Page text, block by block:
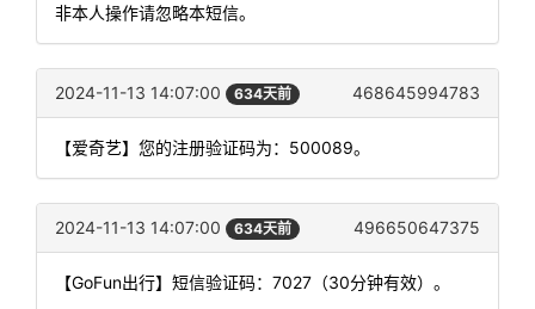
非本人操作请忽略本短信。
2024-11-13 14:07:00 634天前 468645994783
【爱奇艺】您的注册验证码为：500089。
2024-11-13 14:07:00 634天前 496650647375
【GoFun出行】短信验证码：7027（30分钟有效）。